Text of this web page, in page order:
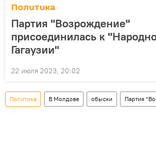
Политика
Партия "Возрождение"
присоединилась к
Гагаузии"
22 июля 2023, 20:02
Политика В Молдове обыски Партия